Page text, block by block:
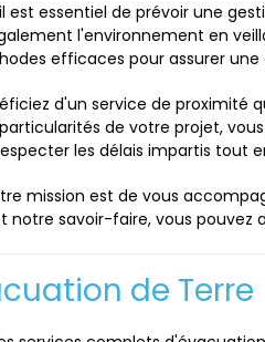
est essentiel de prévoir une
l'environnement en
efficaces pour assurer
d'un service de
de votre projet,
les délais impartis tout
mission est de vous
notre savoir-faire, vous pouvez
de Terre